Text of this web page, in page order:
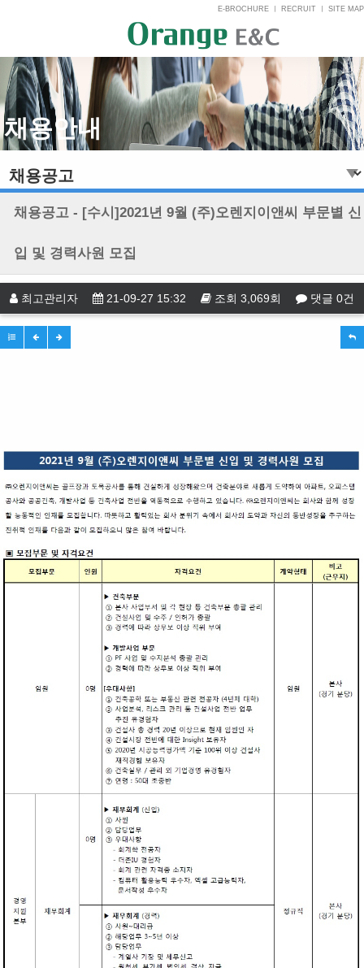
E-BROCHURE RECRUIT SITE MAP
채용안내
채용공고 - [수시]2021년 9월 (주)오렌지이앤씨 부문별 신
입 및 경력사원 모집
최고관리자 21-09-27 15:32 조회 3,069회 댓글 0건